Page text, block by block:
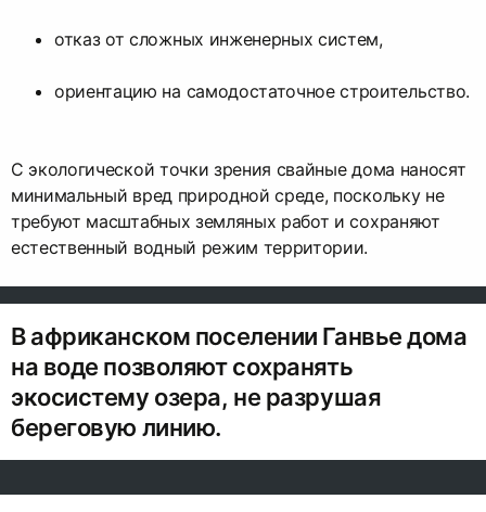
отказ от сложных инженерных систем,
ориентацию на самодостаточное строительство.
С экологической точки зрения свайные дома наносят
минимальный вред природной среде, поскольку не
требуют масштабных земляных работ и сохраняют
естественный водный режим территории.
В африканском поселении Ганвье дома
на воде позволяют сохранять
экосистему озера, не разрушая
береговую линию.